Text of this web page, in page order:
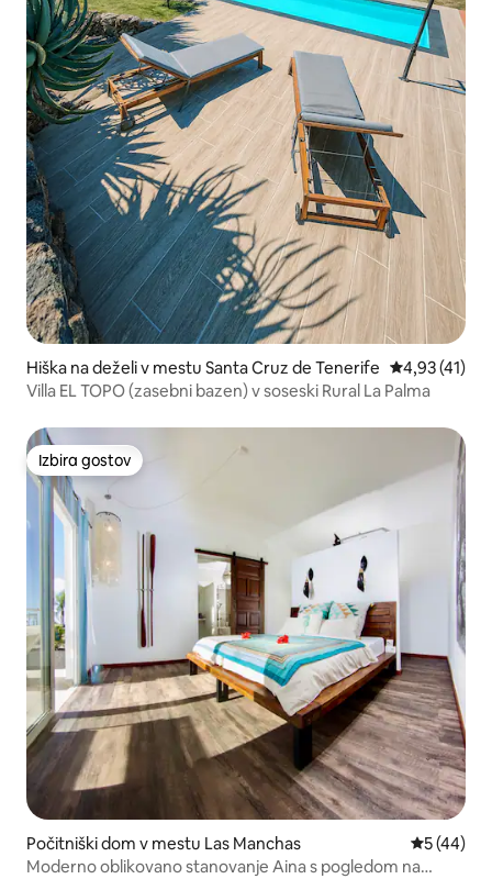
Hiška na deželi v mestu Santa Cruz de Tenerife Povprečna
4,93 (41)
Villa EL TOPO (zasebni bazen) v soseski Rural La Palma
Izbira gostov
Izbira gostov
Počitniški dom v mestu Las Manchas
5 (44)
Moderno oblikovano stanovanje Aina s pogledom na